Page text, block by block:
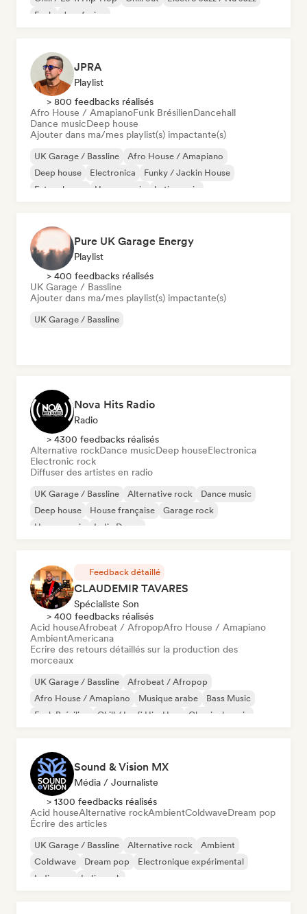
Funk
Jazz fusion
JPRA
Playlist
> 800 feedbacks réalisés
Afro House / AmapianoFunk BrésilienDancehall
Dance musicDeep house
Ajouter dans ma/mes playlist(s) impactante(s)
UK Garage / Bassline
Afro House / Amapiano
Deep house
Electronica
Funky / Jackin House
Future house
House music Latin music
Pure UK Garage Energy
Playlist
> 400 feedbacks réalisés
UK Garage / Bassline
Ajouter dans ma/mes playlist(s) impactante(s)
UK Garage / Bassline
Nova Hits Radio
Radio
> 4300 feedbacks réalisés
Alternative rockDance musicDeep houseElectronica
Electronic rock
Diffuser des artistes en radio
UK Garage / Bassline Alternative rock
Dance music
Deep house
House française
Garage rock
House music
Indie Dance
Feedback détaillé
CLAUDEMIR TAVARES
Spécialiste Son
> 400 feedbacks réalisés
Acid houseAfrobeat / AfropopAfro House / Amapiano
AmbientAmericana
Ecrire des retours détaillés sur la production des
morceaux
UK Garage / Bassline
Afrobeat / Afropop
Afro House / Amapiano
Musique arabe
Bass Music
Funk Brésilien
Chill / Lo-fi Hip-Hop Classical music
Sound & Vision MX
Média / Journaliste
> 1300 feedbacks réalisés
Acid houseAlternative rockAmbientColdwaveDream pop
Écrire des articles
UK Garage / Bassline Alternative rock
Ambient
Coldwave
Dream pop
Electronique expérimental
Indie pop
Indie rock